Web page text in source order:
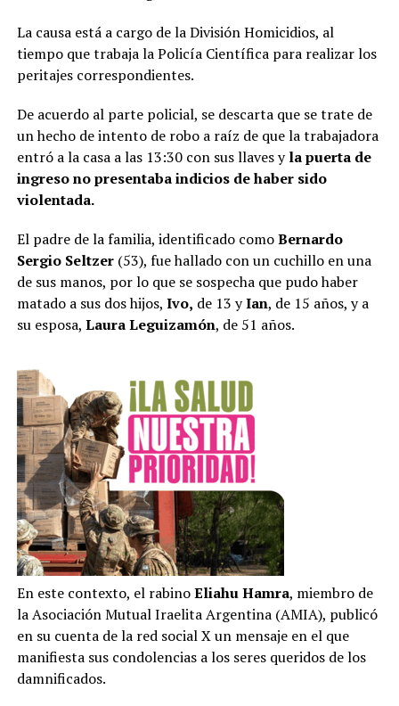
La causa está a cargo de la División Homicidios, al
tiempo que trabaja la Policía Científica para realizar los
peritajes correspondientes.
De acuerdo al parte policial, se descarta que se trate de
un hecho de intento de robo a raíz de que la trabajadora
entró a la casa a las 13:30 con sus llaves yla puerta de
ingreso no presentaba indicios de haber sido
violentada.
El padre de la familia, identificado comoBernardo
Sergio Seltzer(53), fue hallado con un cuchillo en una
de sus manos, por lo que se sospecha que pudo haber
matado a sus dos hijos, Ivo, de 13 yIan, de 15 años, y a
su esposa, Laura Leguizamón, de 51 años.
En este contexto, el rabinoEliahu Hamra, miembro de
la Asociación Mutual Iraelita Argentina (AMIA), publicó
en su cuenta de la red social X un mensaje en el que
manifiesta sus condolencias a los seres queridos de los
damnificados.